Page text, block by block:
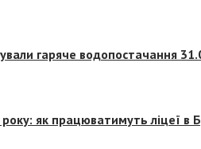
гаряче водопостачання
року: як працюватимуть ліцеї в